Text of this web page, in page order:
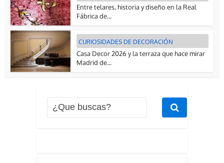
Entre telares, historia y diseño en la Real
Fábrica de...
CURIOSIDADES DE DECORACIÓN
Casa Decor 2026 y la terraza que hace mirar
Madrid de...